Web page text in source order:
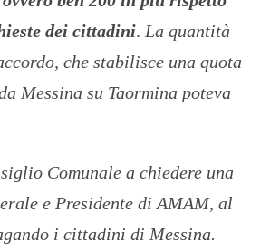
dei cittadini. La quantità
che stabilisce una quota
Messina su Taormina poteva
Comunale a chiedere una
e Presidente di AMAM, al
i cittadini di Messina.